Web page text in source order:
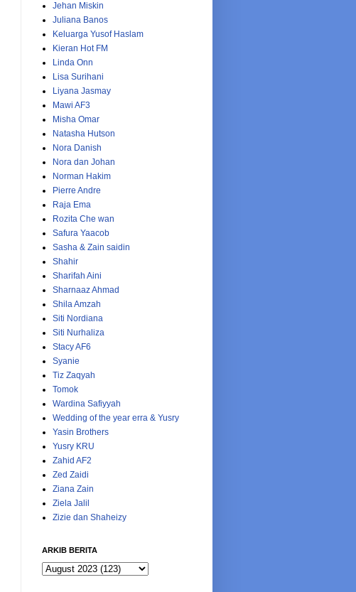
Jehan Miskin
Juliana Banos
Keluarga Yusof Haslam
Kieran Hot FM
Linda Onn
Lisa Surihani
Liyana Jasmay
Mawi AF3
Misha Omar
Natasha Hutson
Nora Danish
Nora dan Johan
Norman Hakim
Pierre Andre
Raja Ema
Rozita Che wan
Safura Yaacob
Sasha & Zain saidin
Shahir
Sharifah Aini
Sharnaaz Ahmad
Shila Amzah
Siti Nordiana
Siti Nurhaliza
Stacy AF6
Syanie
Tiz Zaqyah
Tomok
Wardina Safiyyah
Wedding of the year erra & Yusry
Yasin Brothers
Yusry KRU
Zahid AF2
Zed Zaidi
Ziana Zain
Ziela Jalil
Zizie dan Shaheizy
ARKIB BERITA